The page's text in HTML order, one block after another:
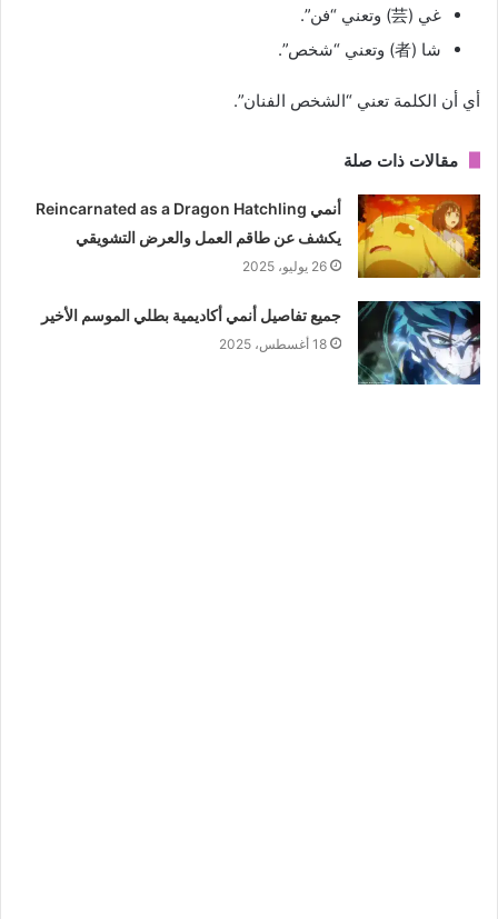
غي (芸) وتعني “فن”.
شا (者) وتعني “شخص”.
أي أن الكلمة تعني “الشخص الفنان”.
مقالات ذات صلة
أنمي Reincarnated as a Dragon Hatchling
يكشف عن طاقم العمل والعرض التشويقي
26 يوليو، 2025
جميع تفاصيل أنمي أكاديمية بطلي الموسم الأخير
18 أغسطس، 2025